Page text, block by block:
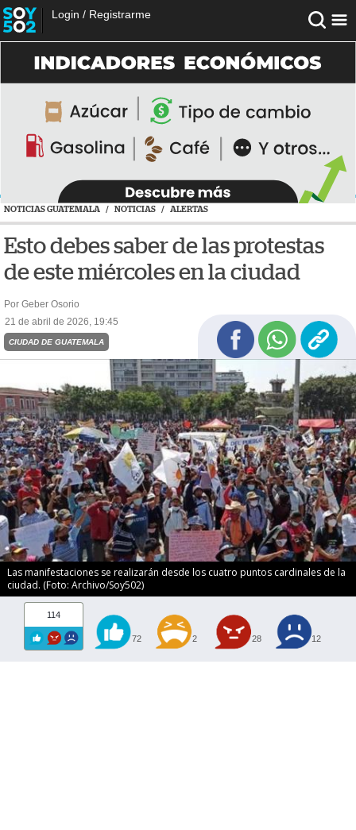
Login / Registrarme
NOTICIAS GUATEMALA / NOTICIAS / ALERTAS
Esto debes saber de las protestas
de este miércoles en la ciudad
Por Geber Osorio
21 de abril de 2026, 19:45
CIUDAD DE GUATEMALA
Las manifestaciones se realizarán desde los cuatro puntos cardinales de la
ciudad. (Foto: Archivo/Soy502)
114
72 2 28 12